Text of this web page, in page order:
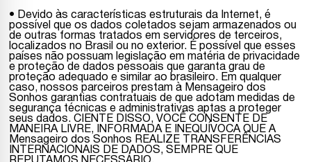
• Devido às características estruturais da Internet, é
possível que os dados coletados sejam armazenados ou
de outras formas tratados em servidores de terceiros,
localizados no Brasil ou no exterior. É possível que esses
países não possuam legislação em matéria de privacidade
e proteção de dados pessoais que garanta grau de
proteção adequado e similar ao brasileiro. Em qualquer
caso, nossos parceiros prestam à Mensageiro dos
Sonhos garantias contratuais de que adotam medidas de
segurança técnicas e administrativas aptas a proteger
seus dados. CIENTE DISSO, VOCÊ CONSENTE DE
MANEIRA LIVRE, INFORMADA E INEQUÍVOCA QUE A
Mensageiro dos Sonhos REALIZE TRANSFERÊNCIAS
INTERNACIONAIS DE DADOS, SEMPRE QUE